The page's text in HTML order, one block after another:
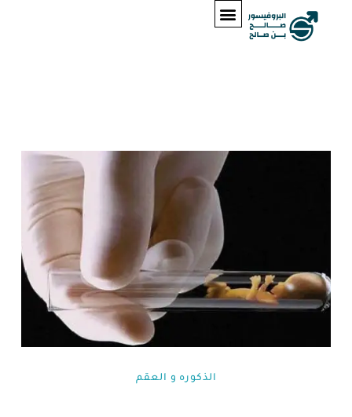
الذكوره و العقم⁩